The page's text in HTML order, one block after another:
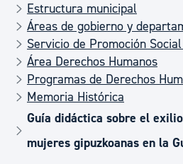
Estructura municipal
Áreas de gobierno y
Servicio de Promoción
Área Derechos Humanos
Programas de Derechos
Memoria Histórica
Guía didáctica sobre el
mujeres gipuzkoanas en la